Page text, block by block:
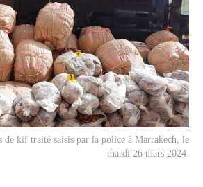
de kif traité saisis par la police à Marrakech, le
mardi 26 mars 2024.